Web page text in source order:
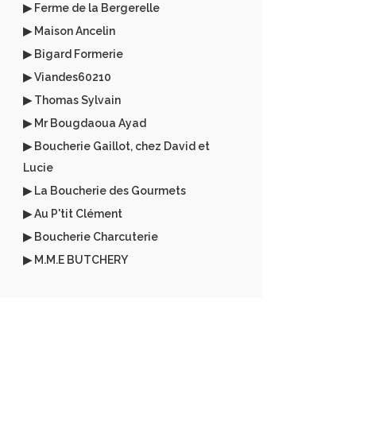
▶ Ferme de la Bergerelle
▶ Maison Ancelin
▶ Bigard Formerie
▶ Viandes60210
▶ Thomas Sylvain
▶ Mr Bougdaoua Ayad
▶ Boucherie Gaillot, chez David et
Lucie
▶ La Boucherie des Gourmets
▶ Au P'tit Clément
▶ Boucherie Charcuterie
▶ M.M.E BUTCHERY